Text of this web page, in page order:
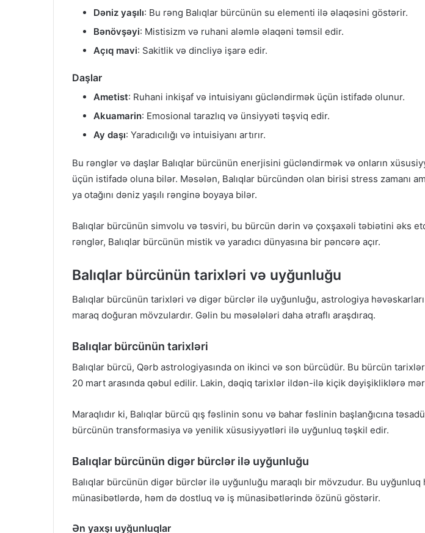
Dəniz yaşılı: Bu rəng Balıqlar bürcünün su elementi ilə əlaqəsini göstərir.
Bənövşəyi: Mistisizm və ruhani aləmlə əlaqəni təmsil edir.
Açıq mavi: Sakitlik və dincliyə işarə edir.
Daşlar
Ametist: Ruhani inkişaf və intuisiyanı gücləndirmək üçün istifadə olunur.
Akuamarin: Emosional tarazlıq və ünsiyyəti təşviq edir.
Ay daşı: Yaradıcılığı və intuisiyanı artırır.
Bu rənglər və daşlar Balıqlar bürcünün enerjisini gücləndirmək və onların
üçün istifadə oluna bilər. Məsələn, Balıqlar bürcündən olan birisi stress zamanı
ya otağını dəniz yaşılı rənginə boyaya bilər.
Balıqlar bürcünün simvolu və təsviri, bu bürcün dərin və çoxşaxəli təbiətini əks
rənglər, Balıqlar bürcünün mistik və yaradıcı dünyasına bir pəncərə açır.
Balıqlar bürcünün tarixləri və uyğunluğu
Balıqlar bürcünün tarixləri və digər bürclər ilə uyğunluğu, astrologiya
maraq doğuran mövzulardır. Gəlin bu məsələləri daha ətraflı araşdıraq.
Balıqlar bürcünün tarixləri
Balıqlar bürcü, Qərb astrologiyasında on ikinci və son bürcüdür. Bu bürcün
20 mart arasında qəbul edilir. Lakin, dəqiq tarixlər ildən-ilə kiçik dəyişikliklərə
Maraqlıdır ki, Balıqlar bürcü qış fəslinin sonu və bahar fəslinin başlanğıcına
bürcünün transformasiya və yenilik xüsusiyyətləri ilə uyğunluq təşkil edir.
Balıqlar bürcünün digər bürclər ilə uyğunluğu
Balıqlar bürcünün digər bürclər ilə uyğunluğu maraqlı bir mövzudur. Bu uyğunluq
münasibətlərdə, həm də dostluq və iş münasibətlərində özünü göstərir.
Ən yaxşı uyğunluqlar